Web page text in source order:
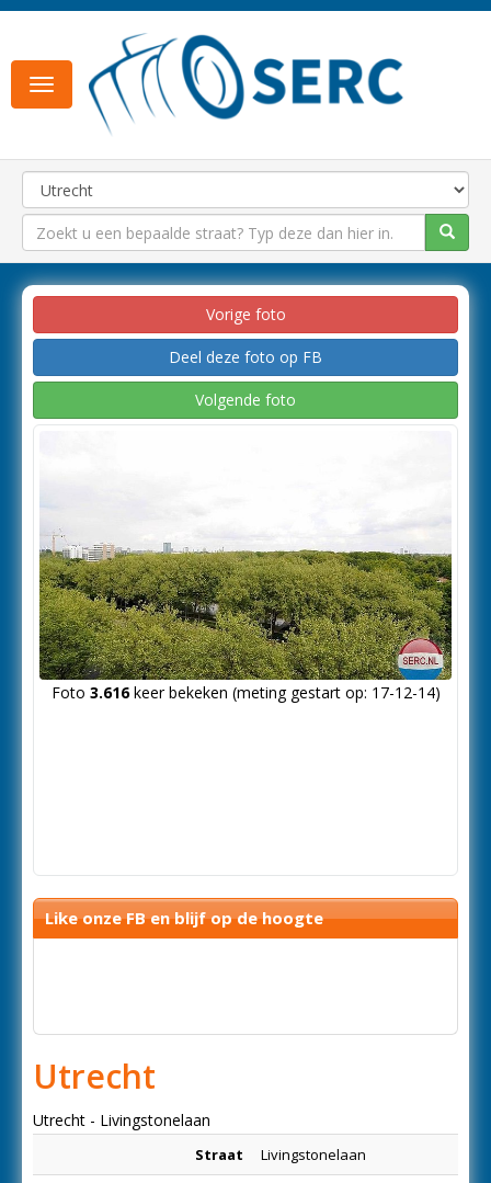
Toggle
navigation
Vorige foto
Deel deze foto op FB
Volgende foto
Foto 3.616keer bekeken (meting gestart op: 17-12-14)
Like onze FB en blijf op de hoogte
Utrecht
Utrecht - Livingstonelaan
Straat Livingstonelaan